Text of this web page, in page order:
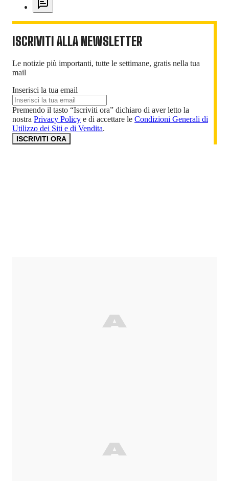
ISCRIVITI ALLA NEWSLETTER
Le notizie più importanti, tutte le settimane, gratis nella tua
mail
Inserisci la tua email
Premendo il tasto “Iscriviti ora” dichiaro di aver letto la
nostra Privacy Policy e di accettare le Condizioni Generali di
Utilizzo dei Siti e di Vendita.
ISCRIVITI ORA